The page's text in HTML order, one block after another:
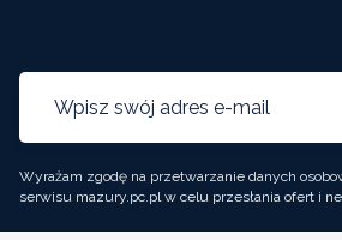
Wyrażam zgodę na przetwarzanie danych
serwisu mazury.pc.pl w celu przesłania ofert i